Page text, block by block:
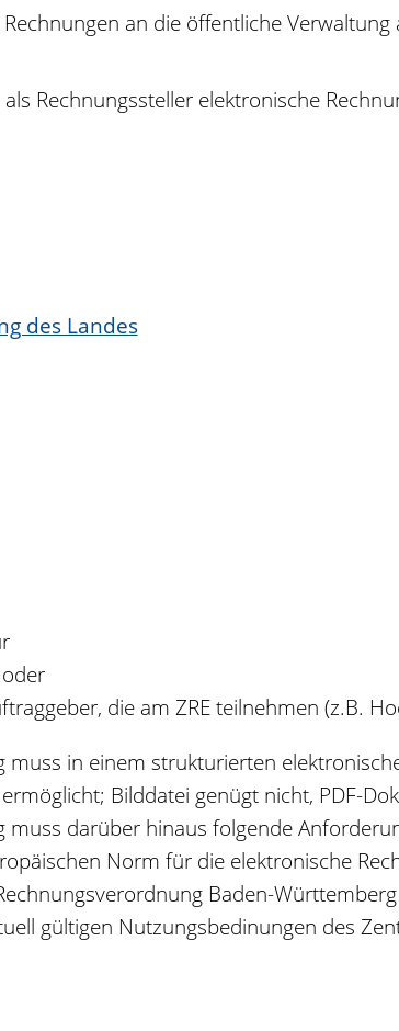
an die öffentliche
als Rechnungssteller elektronische
des Landes
die am ZRE teilnehmen (z.B.
muss in einem strukturierten
Bilddatei genügt nicht, PDF-
muss darüber hinaus folgende
Norm für die elektronische
Baden-
gültigen Nutzungsbedinungen des